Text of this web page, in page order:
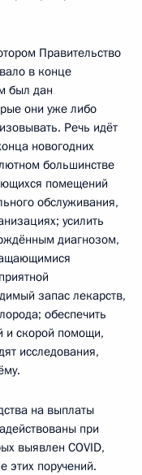
Правительство
в конце
был дан
они уже либо
Речь идёт
новогодних
большинстве
помещений
обслуживания,
усилить
диагнозом,
запас лекарств,
обеспечить
и скорой помощи,
исследования,
на выплаты
при
выявлен COVID,
этих поручений.